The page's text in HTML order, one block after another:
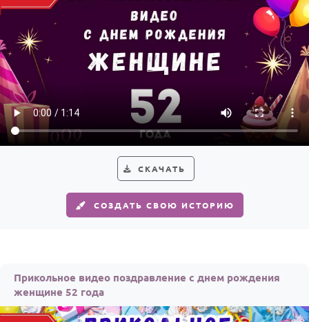
СКАЧАТЬ
СОЗДАТЬ СВОЮ ИСТОРИЮ
Прикольное видео поздравление с днем рождения
женщине 52 года